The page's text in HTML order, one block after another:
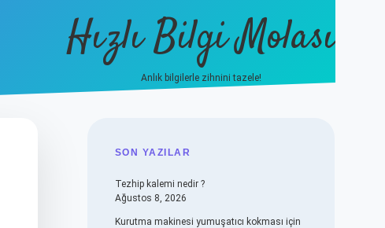
Hızlı Bilgi Molası
Anlık bilgilerle zihnini tazele!
SIDEBAR
SON YAZILAR
Tezhip kalemi nedir ?
Ağustos 8, 2026
Kurutma makinesi yumuşatıcı kokması için